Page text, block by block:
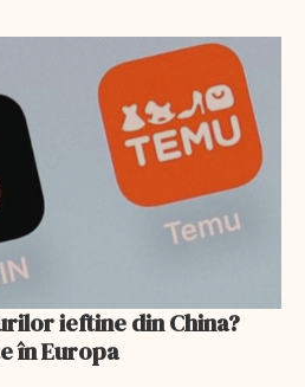
ieftine din China?
în Europa